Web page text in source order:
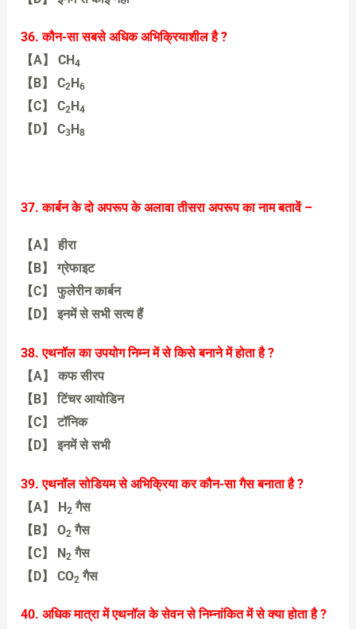
【B】 बोहर ने
36. कौन-सा सबसे अधिक अभिक्रियाशील है ?
【A】 CH4
【B】 C2 H6
【C】 C2 H4
【D】 C3 H8
37. कार्बन के दो अपरूप के अलावा तीसरा अपरूप का नाम बतावें –
【A】 हीरा
【B】 ग्रेफाइट
【C】 फुलेरीन कार्बन
【D】 इनमें से सभी सत्य हैं
【C】 फुलेरीन कार्बन
38. एथनॉल का उपयोग निम्न में से किसे बनाने में होता है ?
【A】 कफ सीरप
【B】 टिंचर आयोडिन
【C】 टॉनिक
【D】 इनमें से सभी
【D】 इनमें से सभी
39. एथनॉल सोडियम से अभिक्रिया कर कौन-सा गैस बनाता है ?
【A】 H2 गैस
【B】 O2 गैस
【C】 N2 गैस
【D】 CO2 गैस
【A】 H2 गैस
40. अधिक मात्रा में एथनॉल के सेवन से निम्नांकित में से क्या होता है ?